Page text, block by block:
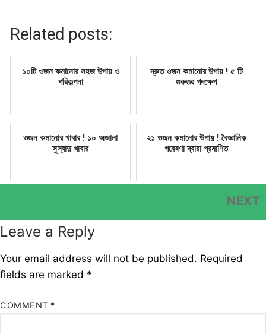
Related posts:
১০টি ওজন কমানোর সহজ উপায় ও
পরিকল্পনা
দ্রুত ওজন কমানোর উপায় ! ৫ টি
গুরুতর পদক্ষেপ
ওজন কমানোর খাবার ! ১০ অজানা
সুস্বাদু খাবার
২১ ওজন কমানোর উপায় ! বৈজ্ঞানিক
গবেষণা দ্বারা প্রমাণিত
NEXT
Leave a Reply
Your email address will not be published. Required
fields are marked *
COMMENT *